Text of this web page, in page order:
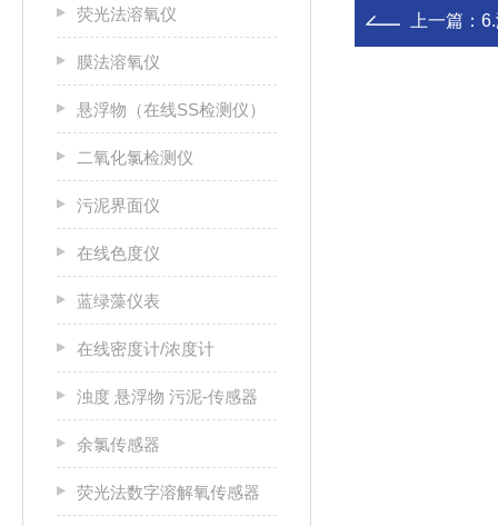
荧光法溶氧仪
膜法溶氧仪
悬浮物（在线SS检测仪）
二氧化氯检测仪
污泥界面仪
在线色度仪
蓝绿藻仪表
在线密度计/浓度计
浊度 悬浮物 污泥-传感器
余氯传感器
荧光法数字溶解氧传感器
上一篇：